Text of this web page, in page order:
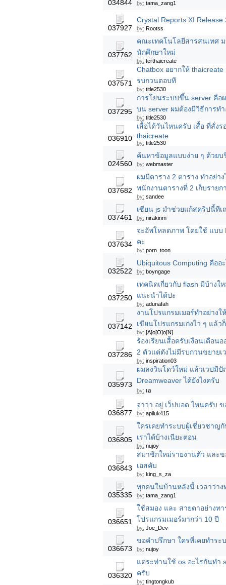
034844 by: tama_zang1
037927
Crystal Reports XI
by: Rootss
037762
คณะเทคโนโลยีสารสนเทศ
นักศึกษาใหม่
by: terthaicreate
037571
Chatbox อยากให้
รบกวนตอบที
by: title2530
037295
การโยนระบบขึ้น server คือ
บน server ผมต้องมีวิธีการท
by: title2530
036910
เสื้อได้วันไหนครับ เสื้อ ที่สั่ง
thaicreate
by: title2530
024560
ค้นหาข้อมูลแบบง่าย ๆ ด้วยบ
by: webmaster
037682
ผมมีตาราง 2 ตาราง ทำอย่า
พนักงานตารางที่ 2 เก็บราย
by: sandee
037461
เซียน js มำช่วยแก้สคริปนี้ทีเ
by: nirakinm
037634
จะอัพโหลดภาพ โดยใช้ แบบ
คะ
by: porn_toon
032522
Ubiquitous Computing คือ
by: boyngage
037250
เทคนิดเกี่ยวกับ flash มีบ้างใ
แนะนำได้ปะ
by: adunafah
037142
งานโปรแกรมเมอร์ทำอย่างใ
เขียนโปรแกรมเก่งไว ๆ แล้ว
by: [A]o[O]o[N]
037286
ร้องเรียนเสื้อครับเงือนเดือน
2 ตัวแต่ตังไม่มีรบกวนขยาย
by: inspiration03
035973
ผมลงวินโดว์ใหม่ แล้วเวปมีปั
Dreamweaver ได้ยังไงครับ
by: เอ
036877
จาวา อยู่ เว็ปบอด ไหนครับ
by: apiluk415
036805
ใครเคยทำระบบผู้เชี่ยวชาญ
เราได้บ้างเนียะตอน
by: nujoy
036843
สมาชิกใหม่รายงานตัว และ
เอสคับ
by: king_s_za
035335
ทุกคนในบ้านหลังนี้ เวลาว่า
by: tama_zang1
036651
ใช้สมอง และ สายตาอย่างท
โปรแกรมเมอร์มากว่า 10 ปี
by: Joe_Dev
036673
ขอคำปรึกษา ใครที่เคยทำร
by: nujoy
036320
แต่ระท่านใช้ os อะไรกันทำ
ครับ
by: tingtongkub